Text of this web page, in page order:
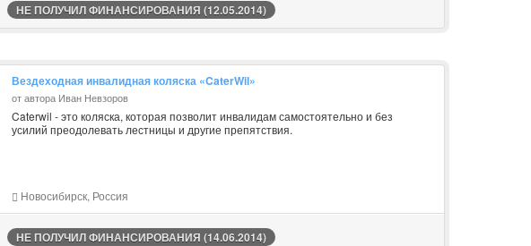
НЕ ПОЛУЧИЛ ФИНАНСИРОВАНИЯ (12.05.2014)
Вездеходная инвалидная коляска «CaterWil»
от автора Иван Невзоров
Caterwil - это коляска, которая позволит инвалидам самостоятельно и без
усилий преодолевать лестницы и другие препятствия.
Новосибирск, Россия
НЕ ПОЛУЧИЛ ФИНАНСИРОВАНИЯ (14.06.2014)